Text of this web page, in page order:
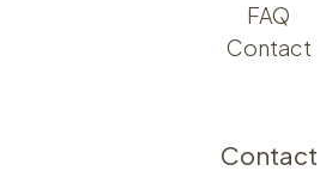
FAQ
Contact
Contact